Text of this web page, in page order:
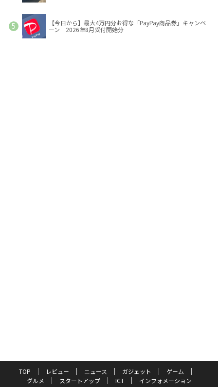
【今日から】最大4万円分お得な「PayPay商品券」キャンペ
ーン 2026年8月受付開始分
TOP レビュー ニュース ガジェット
ゲーム
グルメ
スタートアップ ICT インフォメーション